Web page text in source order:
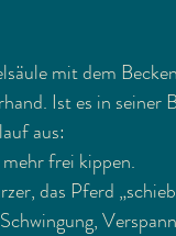
mit dem
Ist es in
aus:
frei kippen.
das Pferd